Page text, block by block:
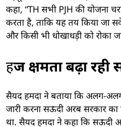
कहा, “TH सभी PJH की योजना
करता है, ताकि यह तय किया जा
और किसी भी धोखाधड़ी को रोका
हज क्षमता बढ़ा रही
सैयद हमदा ने बताया कि अलग-
जारी करना सऊदी अरब सरकार का
था. सैयद हमदा ने कहा कि सऊदी